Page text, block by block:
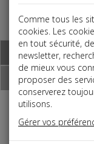
Base documentaire
Dépêches
Vie des affaires
Date: 2024-03-26
Comme tous les
cookies. Les
en tout sécurité,
newsletter,
de mieux vous
proposer des
conserverez
utilisons.
Gérer vos